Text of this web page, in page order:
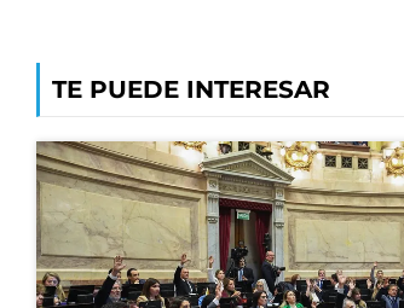
TE PUEDE INTERESAR